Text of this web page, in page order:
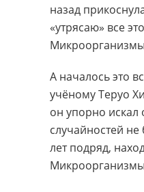
назад
«утрясаю» все
А началось это
учёному Теруо
он упорно искал
случайностей
лет подряд,